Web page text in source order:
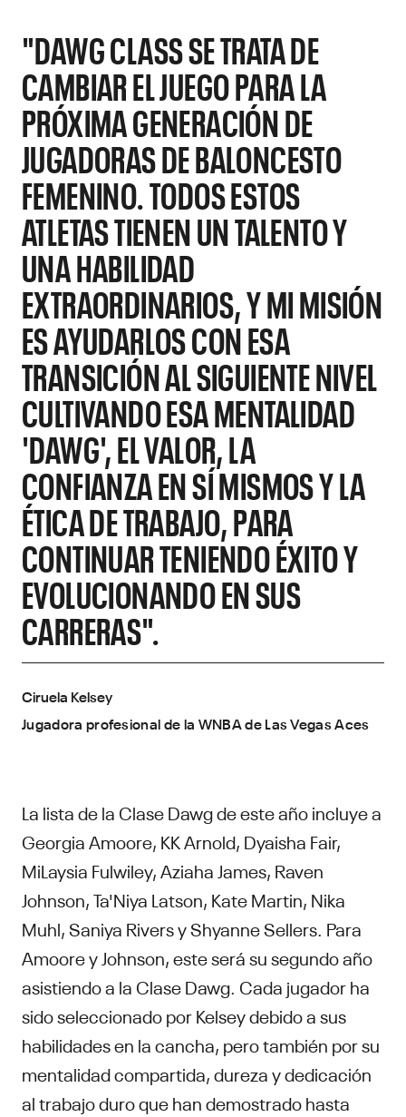
"DAWG CLASS SE TRATA DE
CAMBIAR EL JUEGO PARA LA
PRÓXIMA GENERACIÓN DE
JUGADORAS DE BALONCESTO
FEMENINO. TODOS ESTOS
ATLETAS TIENEN UN TALENTO Y
UNA HABILIDAD
EXTRAORDINARIOS, Y MI MISIÓN
ES AYUDARLOS CON ESA
TRANSICIÓN AL SIGUIENTE NIVEL
CULTIVANDO ESA MENTALIDAD
'DAWG', EL VALOR, LA
CONFIANZA EN SÍ MISMOS Y LA
ÉTICA DE TRABAJO, PARA
CONTINUAR TENIENDO ÉXITO Y
EVOLUCIONANDO EN SUS
CARRERAS".
Ciruela Kelsey
Jugadora profesional de la WNBA de Las Vegas Aces
La lista de la Clase Dawg de este año incluye a
Georgia Amoore, KK Arnold, Dyaisha Fair,
MiLaysia Fulwiley, Aziaha James, Raven
Johnson, Ta'Niya Latson, Kate Martin, Nika
Muhl, Saniya Rivers y Shyanne Sellers. Para
Amoore y Johnson, este será su segundo año
asistiendo a la Clase Dawg. Cada jugador ha
sido seleccionado por Kelsey debido a sus
habilidades en la cancha, pero también por su
mentalidad compartida, dureza y dedicación
al trabajo duro que han demostrado hasta